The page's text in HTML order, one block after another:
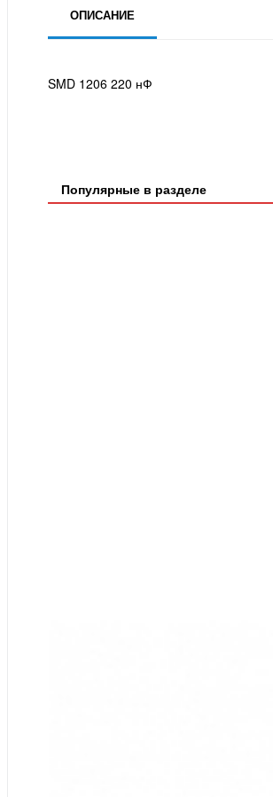
ОПИСАНИЕ
SMD 1206 220 нФ
Популярные в разделе